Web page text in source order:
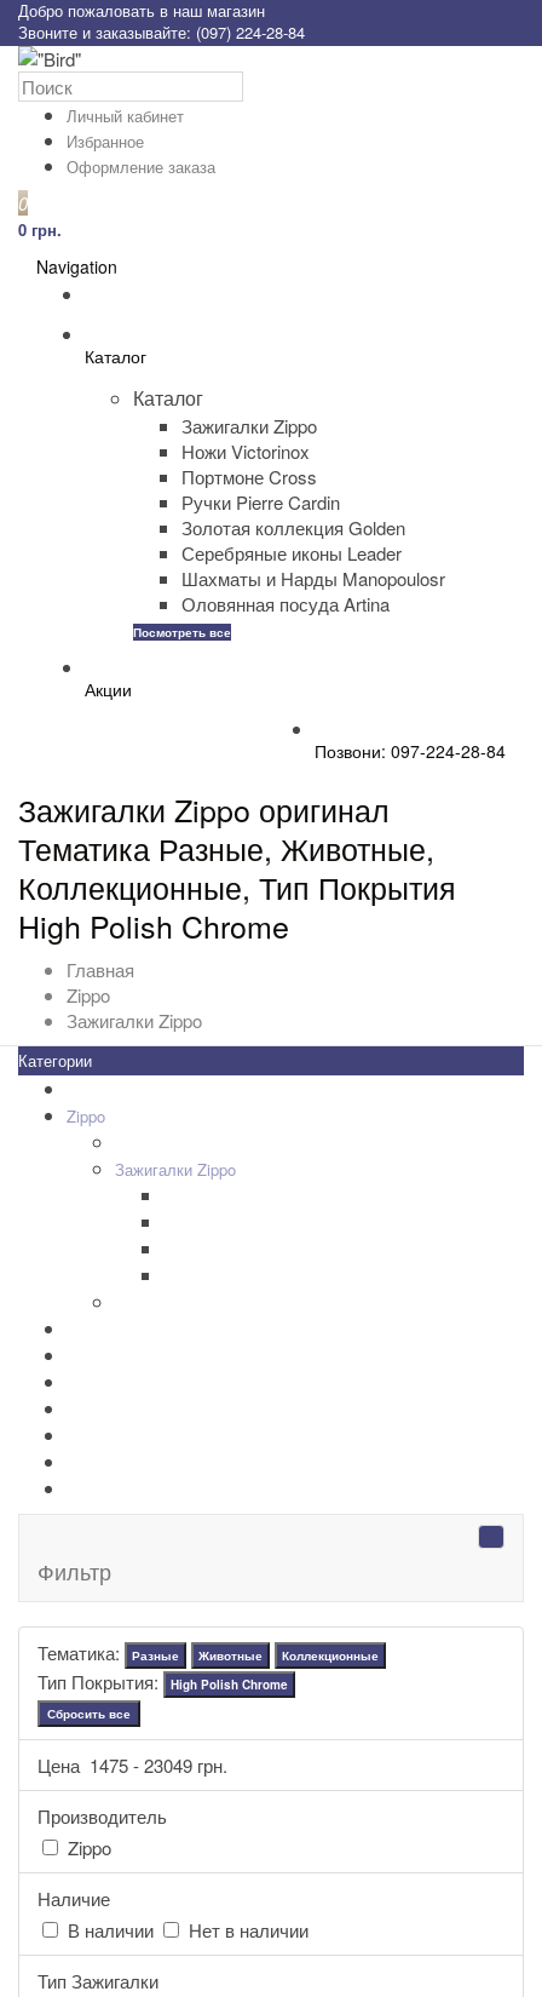
Добро пожаловать в наш магазин
Звоните и заказывайте: (097) 224-28-84
Личный кабинет
Избранное
Оформление заказа
0
0 грн.
Navigation
Каталог
Каталог
Зажигалки Zippo
Ножи Victorinox
Портмоне Cross
Ручки Pierre Cardin
Золотая коллекция Golden
Серебряные иконы Leader
Шахматы и Нарды Manopoulosr
Оловянная посуда Artina
Посмотреть все
Акции
Позвони: 097-224-28-84
Зажигалки Zippo оригинал
Тематика Разные, Животные,
Коллекционные, Тип Покрытия
High Polish Chrome
Главная
Zippo
Зажигалки Zippo
Категории
Zippo
Зажигалки Zippo
Фильтр
Тематика: Разные Животные Коллекционные
Тип Покрытия:
High Polish Chrome
Сбросить все
Цена 1475-23049 грн.
Производитель
Zippo
Наличие
В наличии
Нет в наличии
Тип Зажигалки